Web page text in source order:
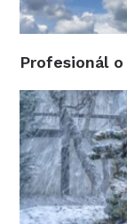
Profesionál